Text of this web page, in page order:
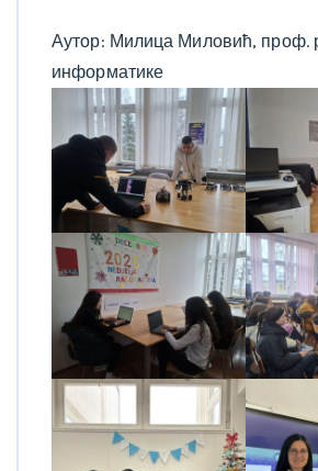
Аутор: Милица Миловић, проф.
информатике